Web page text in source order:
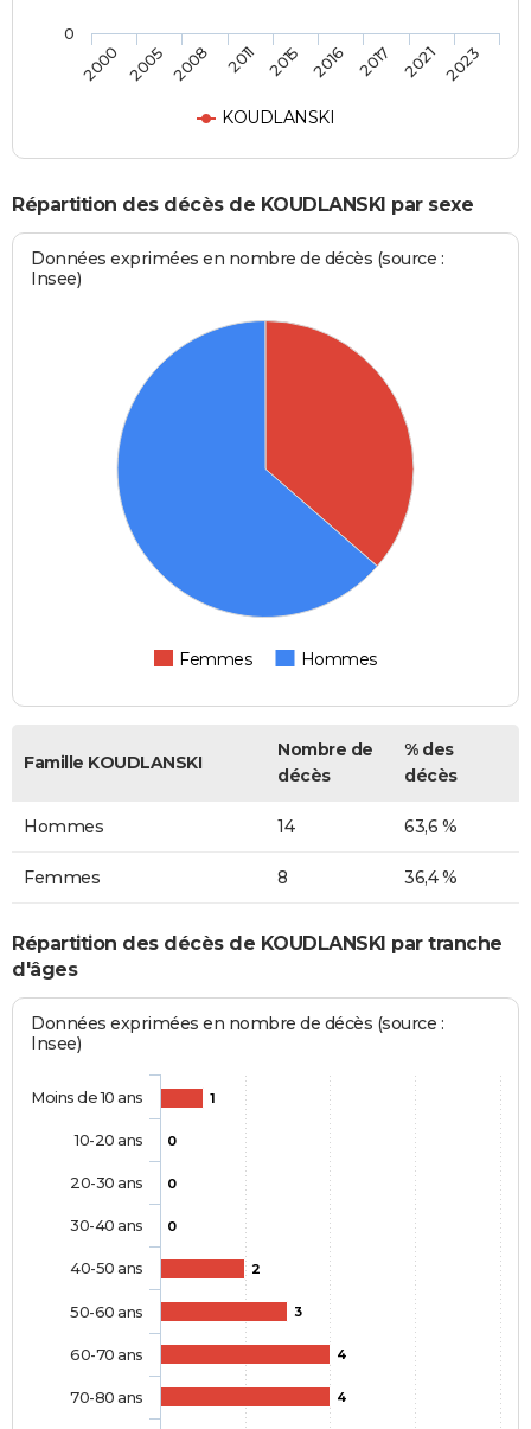
KOUDLANSKI
2000 2005 2008 2011 2015 2016 2017 2021 2023
0
Répartition des décès de KOUDLANSKI par sexe
Données exprimées en nombre de décès (source :
Insee)
Femmes Hommes
Famille KOUDLANSKI
Nombre de
décès
% des
décès
Hommes 14 63,6 %
Femmes 8 36,4 %
Répartition des décès de KOUDLANSKI par tranche
d'âges
Données exprimées en nombre de décès (source :
Insee)
1
0
0
0
2
3
4
4
Moins de 10 ans
10-20 ans
20-30 ans
30-40 ans
40-50 ans
50-60 ans
60-70 ans
70-80 ans